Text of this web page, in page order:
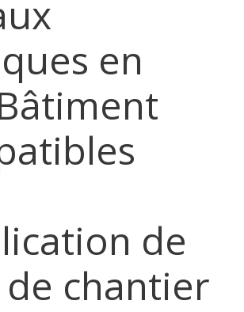
en
de
chantier